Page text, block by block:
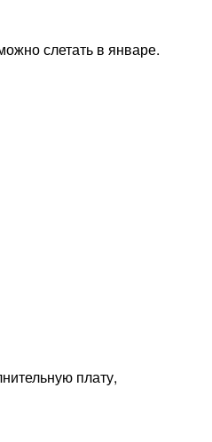
слетать в январе.
плату,